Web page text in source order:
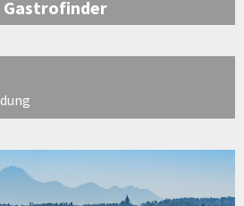
Gastrofinder